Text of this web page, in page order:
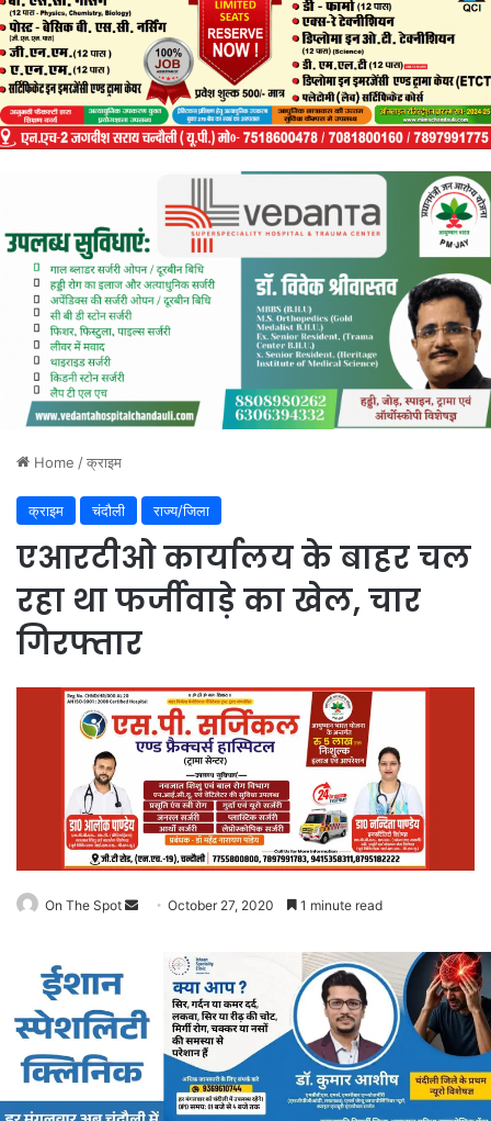
Home /क्राइम
क्राइम चंदौली राज्य/जिला
एआरटीओ कार्यालय के बाहर चल
रहा था फर्जीवाड़े का खेल, चार
गिरफ्तार
On The Spot
SendOctober 27, 2020 1 minute read